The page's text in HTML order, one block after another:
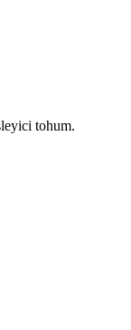
tohum.